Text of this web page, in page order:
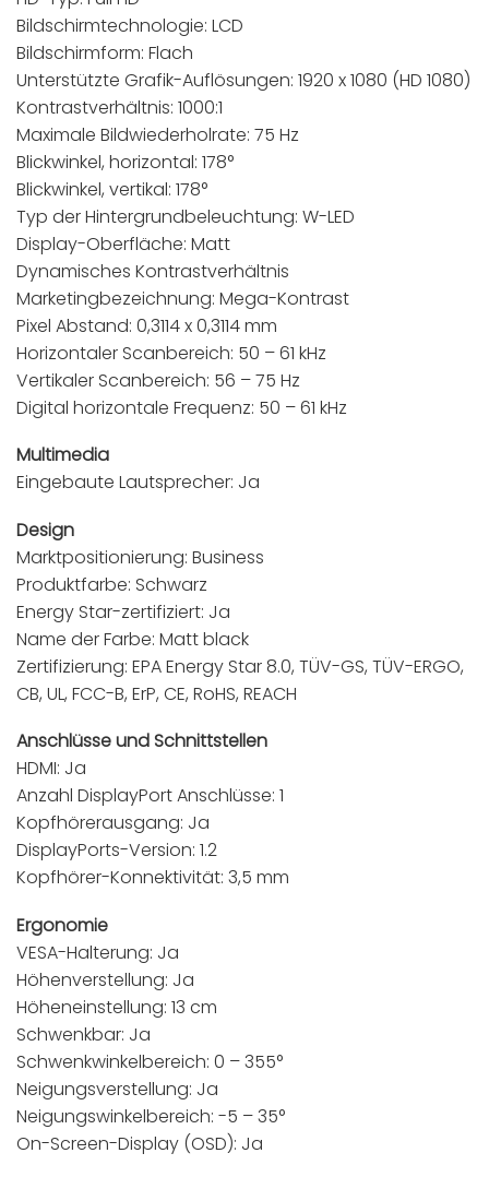
Bildschirmtechnologie: LCD
Bildschirmform: Flach
Unterstützte Grafik-Auflösungen: 1920 x 1080 (HD 1080)
Kontrastverhältnis: 1000:1
Maximale Bildwiederholrate: 75 Hz
Blickwinkel, horizontal: 178°
Blickwinkel, vertikal: 178°
Typ der Hintergrundbeleuchtung: W-LED
Display-Oberfläche: Matt
Dynamisches Kontrastverhältnis
Marketingbezeichnung: Mega-Kontrast
Pixel Abstand: 0,3114 x 0,3114 mm
Horizontaler Scanbereich: 50 – 61 kHz
Vertikaler Scanbereich: 56 – 75 Hz
Digital horizontale Frequenz: 50 – 61 kHz
Multimedia
Eingebaute Lautsprecher: Ja
Design
Marktpositionierung: Business
Produktfarbe: Schwarz
Energy Star-zertifiziert: Ja
Name der Farbe: Matt black
Zertifizierung: EPA Energy Star 8.0, TÜV-GS, TÜV-ERGO,
CB, UL, FCC-B, ErP, CE, RoHS, REACH
Anschlüsse und Schnittstellen
HDMI: Ja
Anzahl DisplayPort Anschlüsse: 1
Kopfhörerausgang: Ja
DisplayPorts-Version: 1.2
Kopfhörer-Konnektivität: 3,5 mm
Ergonomie
VESA-Halterung: Ja
Höhenverstellung: Ja
Höheneinstellung: 13 cm
Schwenkbar: Ja
Schwenkwinkelbereich: 0 – 355°
Neigungsverstellung: Ja
Neigungswinkelbereich: -5 – 35°
On-Screen-Display (OSD): Ja